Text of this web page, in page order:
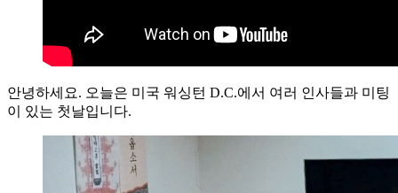
안녕하세요. 오늘은 미국 워싱턴 D.C.에서 여러 인사들과 미팅
이 있는 첫날입니다.